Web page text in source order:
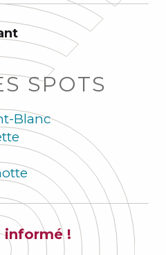
SPOTS
Blanc
informé !